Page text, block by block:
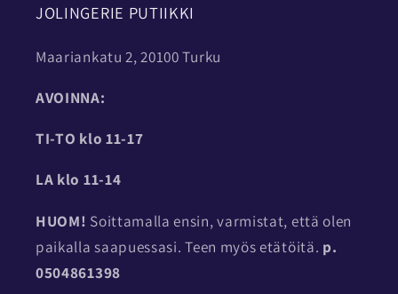
JOLINGERIE PUTIIKKI
Maariankatu 2, 20100 Turku
AVOINNA:
TI-TO klo 11-17
LA klo 11-14
HUOM! Soittamalla ensin, varmistat, että olen
paikalla saapuessasi. Teen myös etätöitä. p.
0504861398